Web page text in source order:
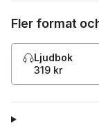
Fler format
Ljudbok
319 kr